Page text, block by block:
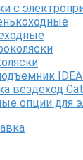
с
вездеход
опции для